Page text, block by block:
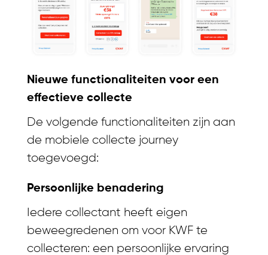
Nieuwe functionaliteiten voor een
effectieve collecte
De volgende functionaliteiten zijn aan
de mobiele collecte journey
toegevoegd:
Persoonlijke benadering
Iedere collectant heeft eigen
beweegredenen om voor KWF te
collecteren: een persoonlijke ervaring